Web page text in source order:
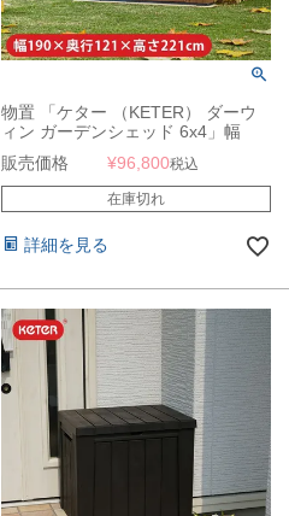
物置 「ケター （KETER） ダーウ
ィン ガーデンシェッド 6x4」幅
190×奥行121×高さ221cm ブラウン
（木目調）
販売価格 ¥96,800税込
在庫切れ
詳細を見る